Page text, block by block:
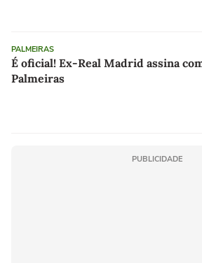
PALMEIRAS
É oficial! Ex-Real Madrid assina
Palmeiras
PUBLICIDADE